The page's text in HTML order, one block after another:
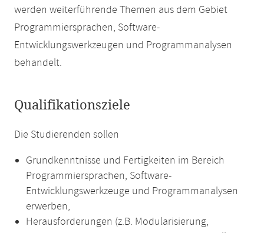
werden weiterführende Themen aus dem Gebiet
Programmiersprachen, Software-
Entwicklungswerkzeugen und Programmanalysen
behandelt.
Qualifikationsziele
Die Studierenden sollen
Grundkenntnisse und Fertigkeiten im Bereich
Programmiersprachen, Software-
Entwicklungswerkzeuge und Programmanalysen
erwerben,
Herausforderungen (z.B. Modularisierung,